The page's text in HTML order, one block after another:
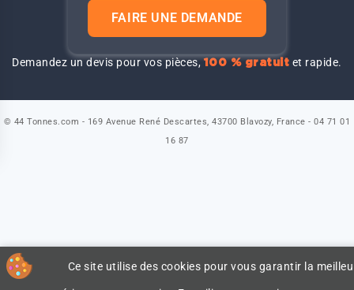
FAIRE UNE DEMANDE
Demandez un devis pour vos pièces,100 % gratuit et rapide.
Ce site utilise des cookies pour vous garantir la
© 44 Tonnes.com - 169 Avenue René Descartes, 43700 Blavozy, France - 04 71 01
16 87